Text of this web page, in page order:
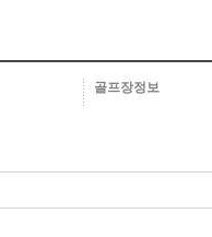
골프장정보